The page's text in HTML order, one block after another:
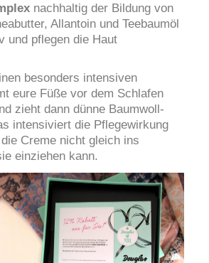
nachhaltig der Bildung von
Allantoin und Teebaumöl
und pflegen die Haut
besonders intensiven
eure Füße vor dem Schlafen
zieht dann dünne Baumwoll-
intensiviert die Pflegewirkung
Creme nicht gleich ins
einziehen kann.